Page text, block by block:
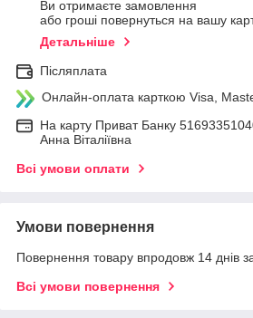
Ви отримаєте замовлення
або гроші повернуться на вашу
Детальніше
Післяплата
Онлайн-оплата карткою Visa,
На карту Приват Банку
Анна Віталіївна
Всі умови оплати
Умови повернення
Повернення товару впродовж 14 днів
Всі умови повернення